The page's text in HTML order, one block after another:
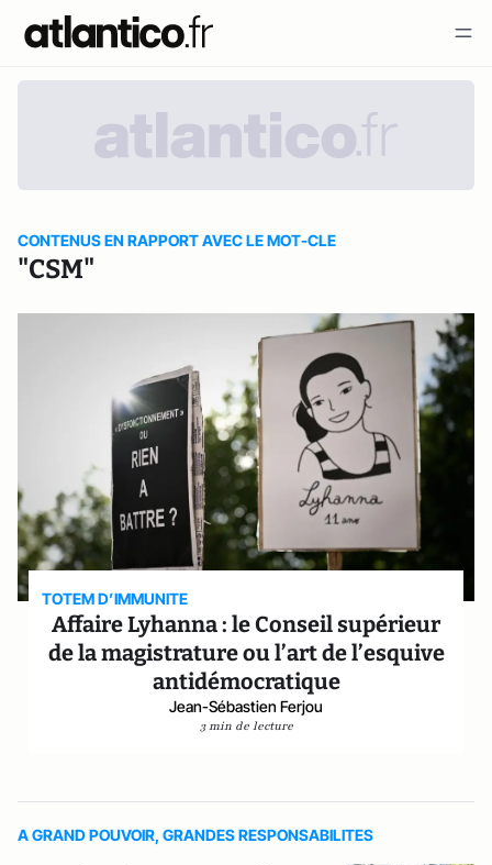
CONTENUS EN RAPPORT AVEC LE MOT-CLE
"CSM"
TOTEM D’IMMUNITE
Affaire Lyhanna : le Conseil supérieur
de la magistrature ou l’art de l’esquive
antidémocratique
Jean-Sébastien Ferjou
3 min de lecture
A GRAND POUVOIR, GRANDES RESPONSABILITES